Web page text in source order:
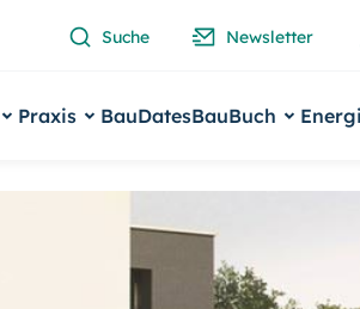
Suche Newsletter
Praxis BauDatesBauBuch